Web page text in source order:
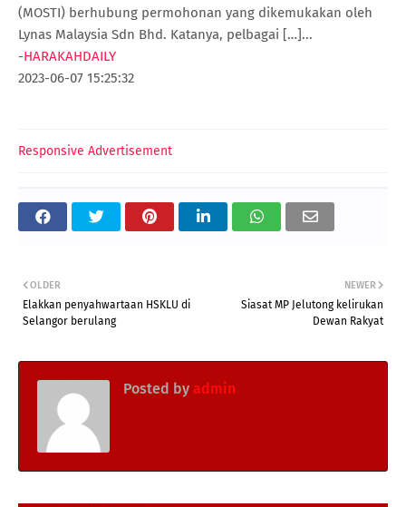
(MOSTI) berhubung permohonan yang dikemukakan oleh
Lynas Malaysia Sdn Bhd. Katanya, pelbagai […]...
-HARAKAHDAILY
2023-06-07 15:25:32
Responsive Advertisement
NEWER
Siasat MP Jelutong kelirukan
Dewan Rakyat
OLDER
Elakkan penyahwartaan HSKLU di
Selangor berulang
Posted by admin